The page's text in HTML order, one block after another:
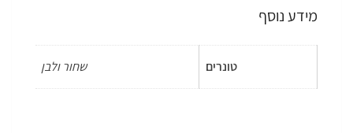
מידע נוסף
טונרים שחור ולבן